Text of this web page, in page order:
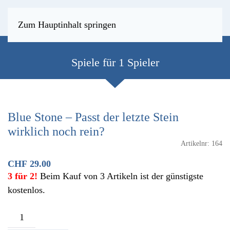
Zum Hauptinhalt springen
Spiele für 1 Spieler
Blue Stone – Passt der letzte Stein
wirklich noch rein?
Artikelnr: 164
CHF 29.00
3 für 2! Beim Kauf von 3 Artikeln ist der günstigste
kostenlos.
Blue
Stone